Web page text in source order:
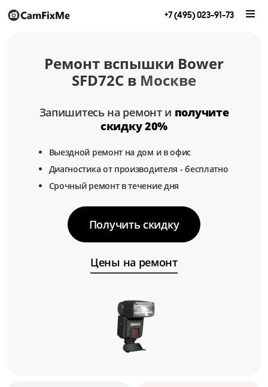
+7 (495) 023-91-73
Ремонт вспышки Bower
SFD72C в Москве
Запишитесь на ремонт и получите
скидку 20%
Выездной ремонт на дом и в офис
Диагностика от производителя - бесплатно
Срочный ремонт в течение дня
Получить скидку
Цены на ремонт